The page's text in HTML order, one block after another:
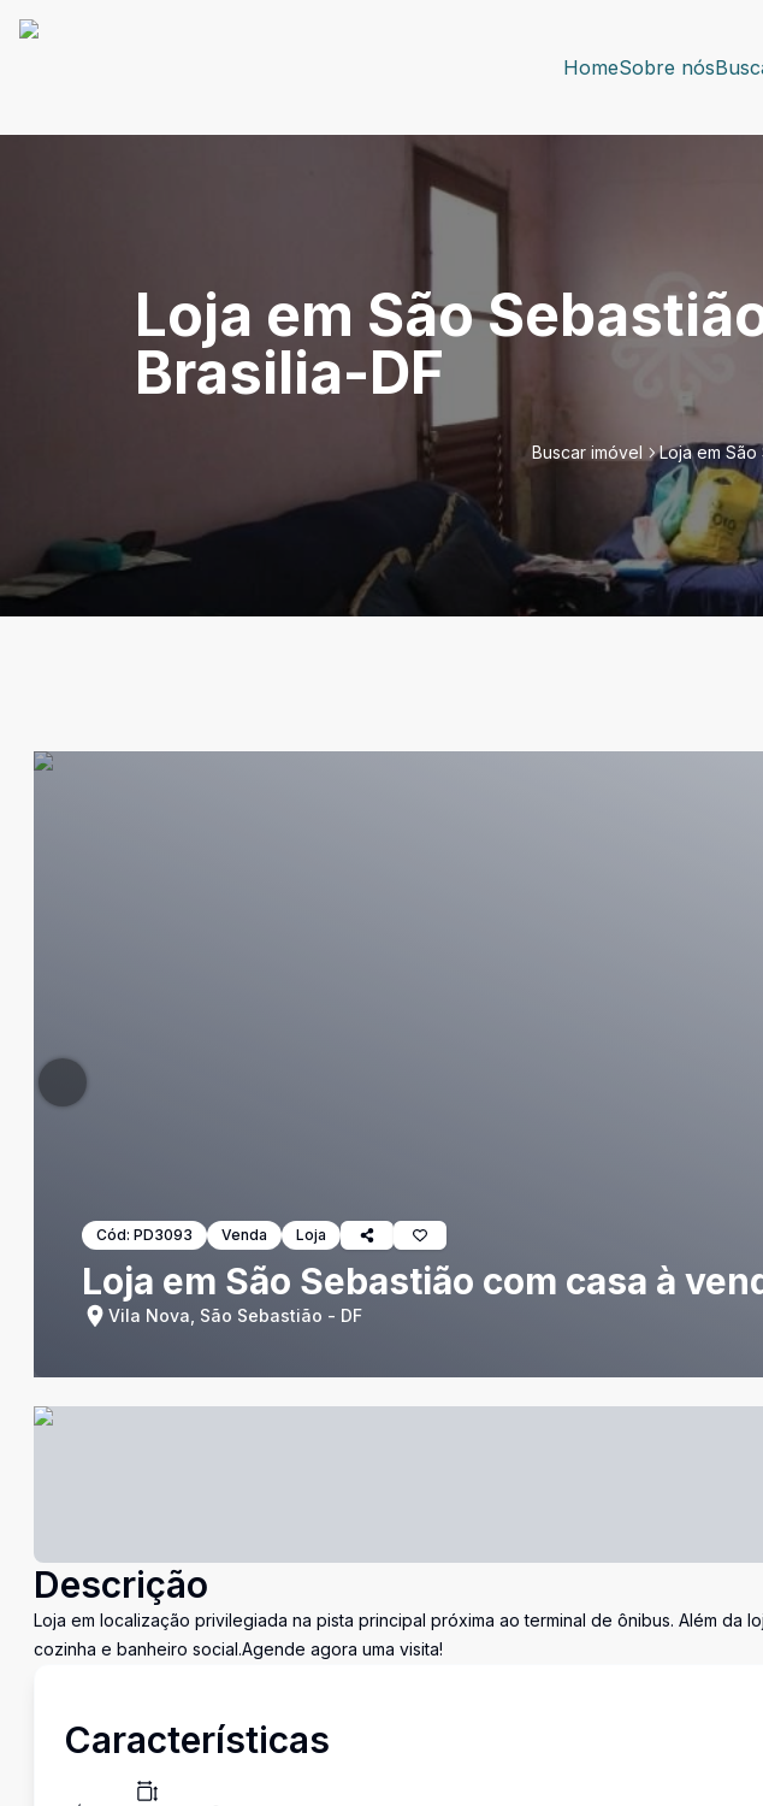
HomeSobre nós
Loja em São
Brasilia-DF
Buscar imóvel Loja em
Cód: PD3093 Venda Loja
Loja em São Sebastião com casa à
Vila Nova, São Sebastião - DF
Descrição
Loja em localização privilegiada na pista principal próxima ao terminal de ônibus. Além da
cozinha e banheiro social.Agende agora uma visita!
Características